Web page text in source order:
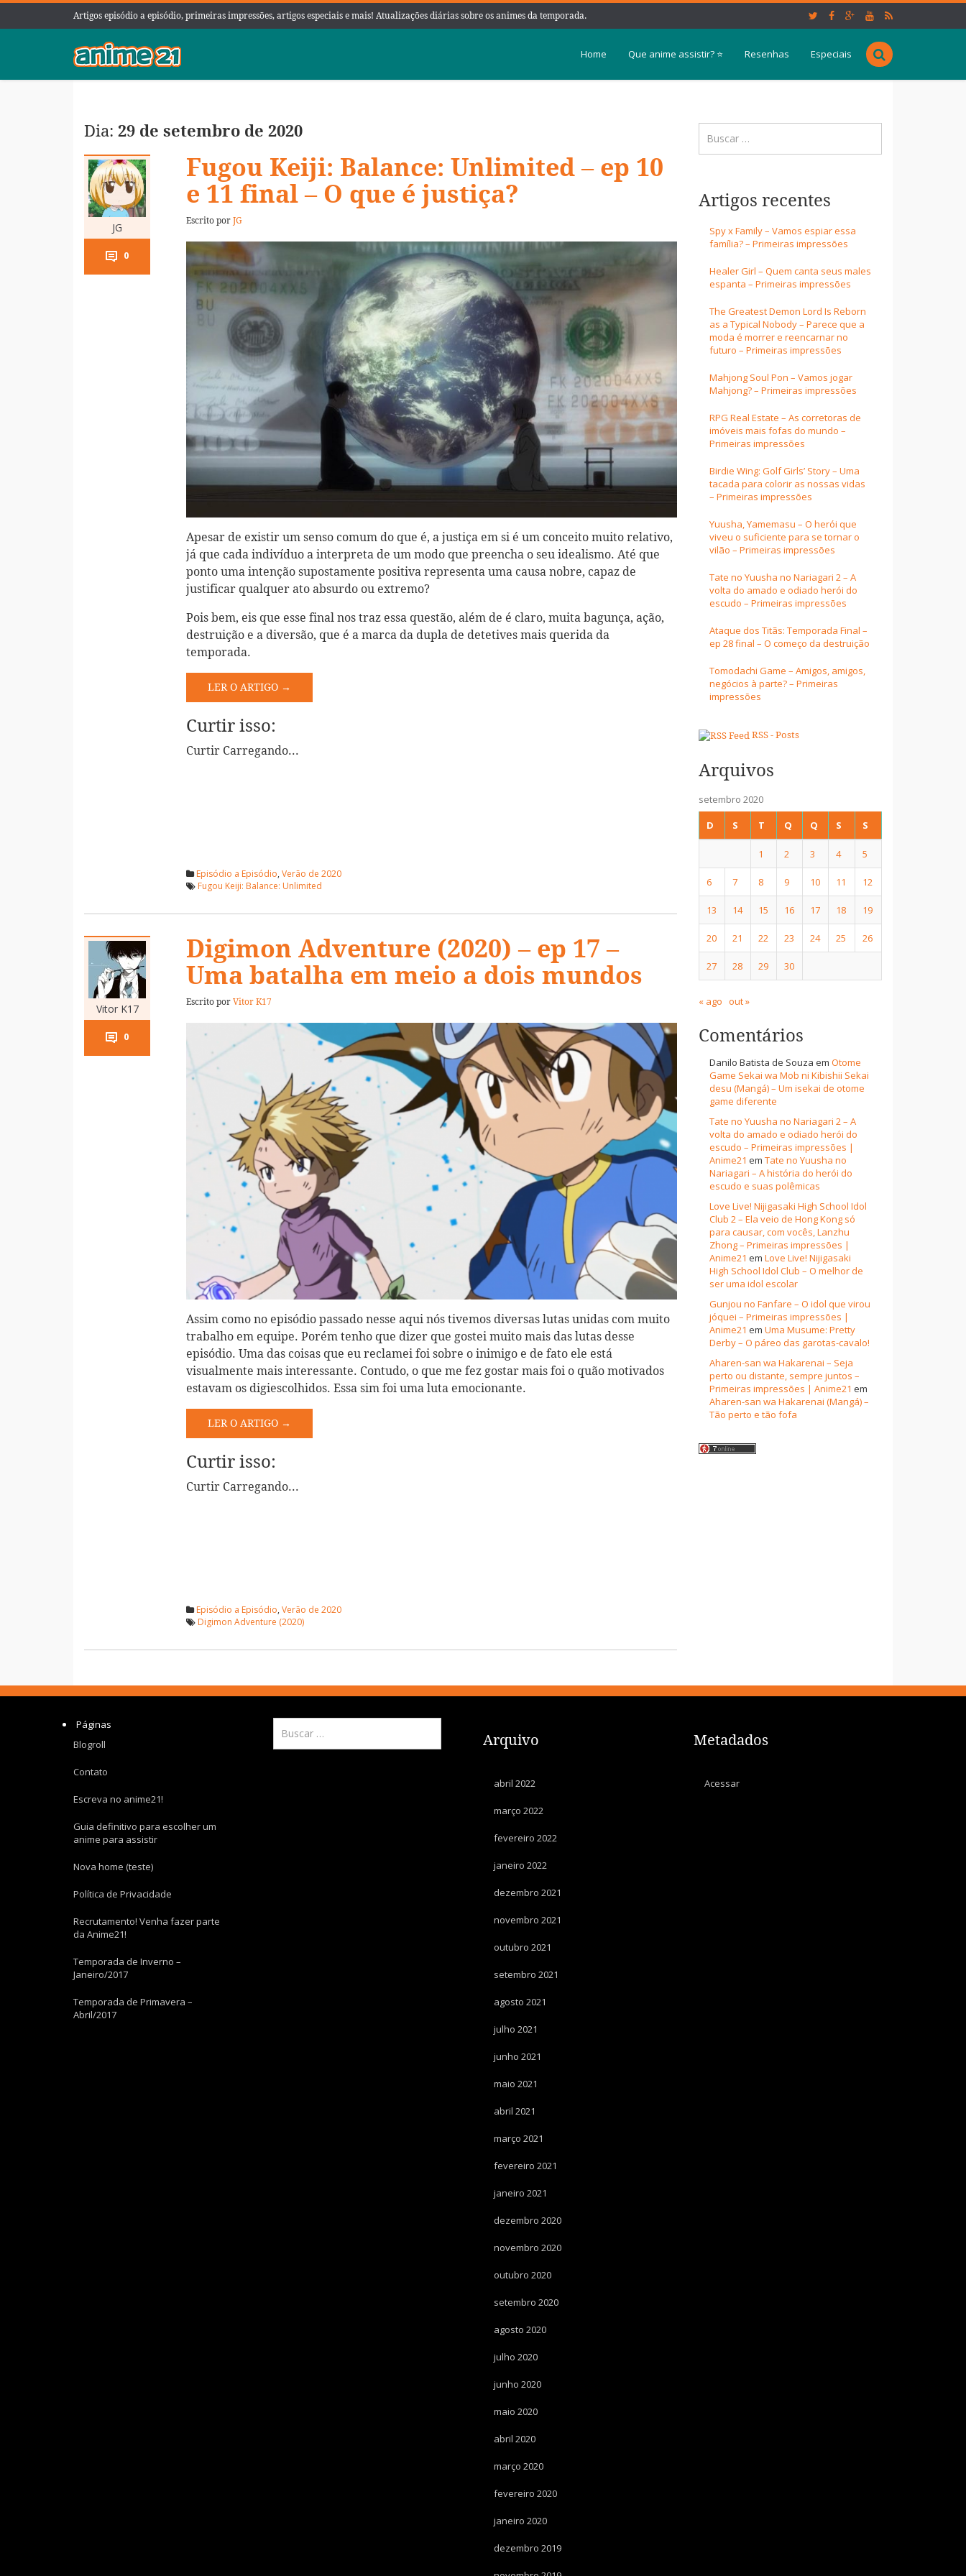
Artigos episódio a episódio, primeiras impressões, artigos especiais e mais! Atualizações diárias sobre os animes da temporada.
Home Que anime assistir? ⭐ Resenhas Especiais
Dia: 29 de setembro de 2020
JG
0
Fugou Keiji: Balance: Unlimited – ep 10
e 11 final – O que é justiça?
Escrito porJG
Apesar de existir um senso comum do que é, a justiça em si é um conceito muito relativo,
já que cada indivíduo a interpreta de um modo que preencha o seu idealismo. Até que
ponto uma intenção supostamente positiva representa uma causa nobre, capaz de
justificar qualquer ato absurdo ou extremo?
Pois bem, eis que esse final nos traz essa questão, além de é claro, muita bagunça, ação,
destruição e a diversão, que é a marca da dupla de detetives mais querida da
temporada.
LER O ARTIGO →
Curtir isso:
Curtir Carregando...
Episódio a Episódio,Verão de 2020
Fugou Keiji: Balance: Unlimited
Vitor K17
0
Digimon Adventure (2020) – ep 17 –
Uma batalha em meio a dois mundos
Escrito porVitor K17
Assim como no episódio passado nesse aqui nós tivemos diversas lutas unidas com muito
trabalho em equipe. Porém tenho que dizer que gostei muito mais das lutas desse
episódio. Uma das coisas que eu reclamei foi sobre o inimigo e de fato ele está
visualmente mais interessante. Contudo, o que me fez gostar mais foi o quão motivados
estavam os digiescolhidos. Essa sim foi uma luta emocionante.
LER O ARTIGO →
Curtir isso:
Curtir Carregando...
Episódio a Episódio,Verão de 2020
Digimon Adventure (2020)
Artigos recentes
Spy x Family – Vamos espiar essa
família? – Primeiras impressões
Healer Girl – Quem canta seus males
espanta – Primeiras impressões
The Greatest Demon Lord Is Reborn
as a Typical Nobody – Parece que a
moda é morrer e reencarnar no
futuro – Primeiras impressões
Mahjong Soul Pon – Vamos jogar
Mahjong? – Primeiras impressões
RPG Real Estate – As corretoras de
imóveis mais fofas do mundo –
Primeiras impressões
Birdie Wing: Golf Girls’ Story – Uma
tacada para colorir as nossas vidas
– Primeiras impressões
Yuusha, Yamemasu – O herói que
viveu o suficiente para se tornar o
vilão – Primeiras impressões
Tate no Yuusha no Nariagari 2 – A
volta do amado e odiado herói do
escudo – Primeiras impressões
Ataque dos Titãs: Temporada Final –
ep 28 final – O começo da destruição
Tomodachi Game – Amigos, amigos,
negócios à parte? – Primeiras
impressões
RSS - Posts
Arquivos
setembro 2020
D
S T Q Q S S
1 2 3 4 5
6 7 8 9 10 11 12
13 14 15 16 17 18 19
20 21 22 23 24 25 26
27 28 29 30
« ago out »
Comentários
Danilo Batista de Souza em Otome
Game Sekai wa Mob ni Kibishii Sekai
desu (Mangá) – Um isekai de otome
game diferente
Tate no Yuusha no Nariagari 2 – A
volta do amado e odiado herói do
escudo – Primeiras impressões |
Anime21 em Tate no Yuusha no
Nariagari – A história do herói do
escudo e suas polêmicas
Love Live! Nijigasaki High School Idol
Club 2 – Ela veio de Hong Kong só
para causar, com vocês, Lanzhu
Zhong – Primeiras impressões |
Anime21 em Love Live! Nijigasaki
High School Idol Club – O melhor de
ser uma idol escolar
Gunjou no Fanfare – O idol que virou
jóquei – Primeiras impressões |
Anime21 em Uma Musume: Pretty
Derby – O páreo das garotas-cavalo!
Aharen-san wa Hakarenai – Seja
perto ou distante, sempre juntos –
Primeiras impressões | Anime21 em
Aharen-san wa Hakarenai (Mangá) –
Tão perto e tão fofa
Páginas
Blogroll
Contato
Escreva no anime21!
Guia definitivo para escolher um
anime para assistir
Nova home (teste)
Política de Privacidade
Recrutamento! Venha fazer parte
da Anime21!
Temporada de Inverno –
Janeiro/2017
Temporada de Primavera –
Abril/2017
Arquivo
abril 2022
março 2022
fevereiro 2022
janeiro 2022
dezembro 2021
novembro 2021
outubro 2021
setembro 2021
agosto 2021
julho 2021
junho 2021
maio 2021
abril 2021
março 2021
fevereiro 2021
janeiro 2021
dezembro 2020
novembro 2020
outubro 2020
setembro 2020
agosto 2020
julho 2020
junho 2020
maio 2020
abril 2020
março 2020
fevereiro 2020
janeiro 2020
dezembro 2019
Metadados
Acessar